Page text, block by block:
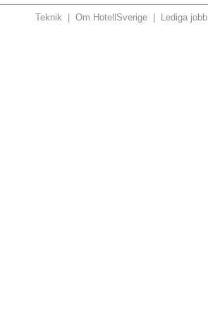
Teknik Om HotellSverige Lediga jobb